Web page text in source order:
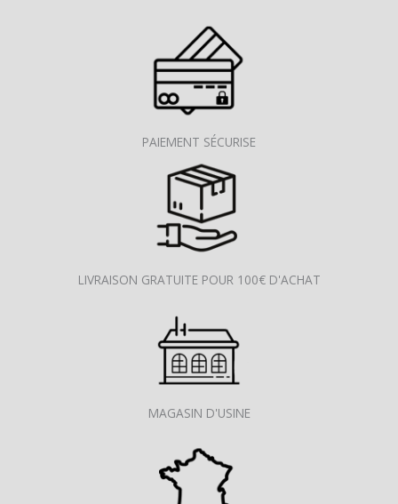
PAIEMENT SÉCURISE
LIVRAISON GRATUITE POUR 100€ D'ACHAT
MAGASIN D'USINE